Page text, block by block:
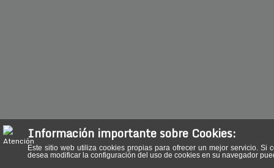
Información importante sobre Cookies:
Este sitio web utiliza cookies propias para ofrecer un mejor servicio.
desea modificar la configuración del uso de cookies en su navegador